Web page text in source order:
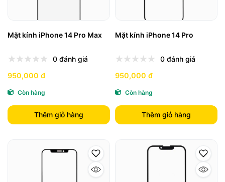
Mặt kính iPhone 14 Pro Max
0 đánh giá
950,000 đ
Còn hàng
Thêm giỏ hàng
Mặt kính iPhone 14 Pro
0 đánh giá
950,000 đ
Còn hàng
Thêm giỏ hàng